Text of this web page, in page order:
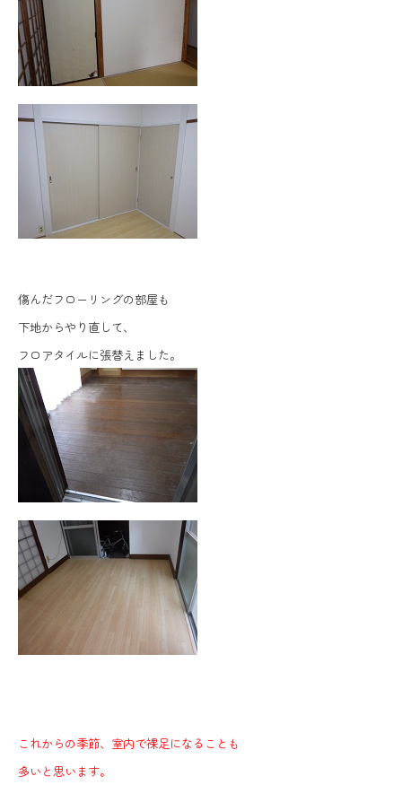
傷んだフローリングの部屋も
下地からやり直して、
フロアタイルに張替えました。
これからの季節、室内で裸足になることも
多いと思います。